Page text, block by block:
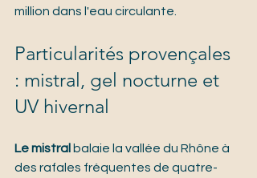
million dans l'eau circulante.
Particularités provençales
: mistral, gel nocturne et
UV hivernal
Le mistral balaie la vallée du Rhône à
des rafales fréquentes de quatre-